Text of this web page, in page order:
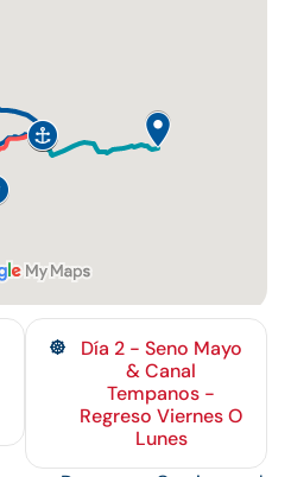
Día 2 - Seno Mayo
& Canal
Tempanos -
Regreso Viernes O
Lunes